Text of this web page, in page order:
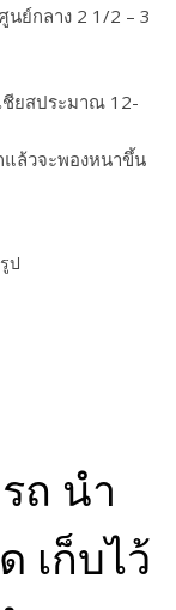
นย์กลาง 2 1/2 – 3
ชียสประมาณ 12-
แล้วจะพองหนาขึ้น
ป
ถ นำ
เก็บไว้